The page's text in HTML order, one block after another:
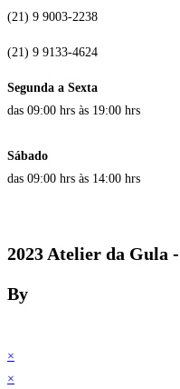
(21) 9 9003-2238
(21) 9 9133-4624
Segunda a Sexta
das 09:00 hrs às 19:00 hrs
Sábado
das 09:00 hrs às 14:00 hrs
2023 Atelier da Gula
By
×
×